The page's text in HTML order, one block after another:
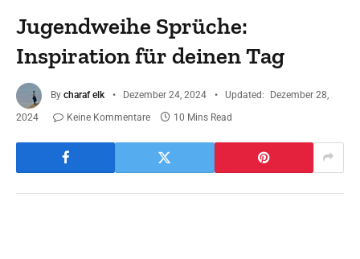
Jugendweihe Sprüche:
Inspiration für deinen Tag
By charaf elk Dezember 24, 2024 Updated:
Dezember 28,
2024
Keine Kommentare 10 Mins Read